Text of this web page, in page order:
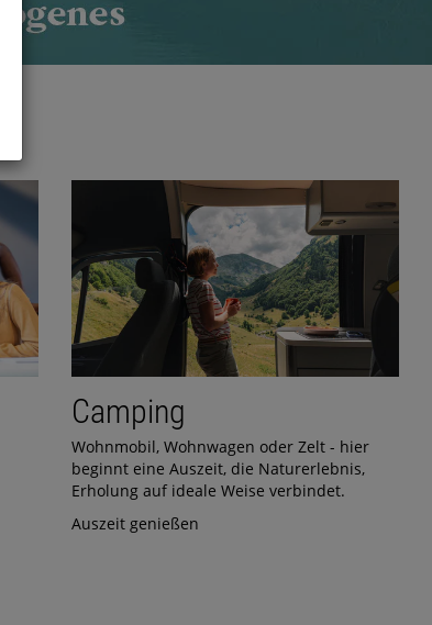
Camping
Wohnmobil, Wohnwagen oder Zelt - hier
beginnt eine Auszeit, die Naturerlebnis,
Erholung auf ideale Weise verbindet.
Auszeit genießen